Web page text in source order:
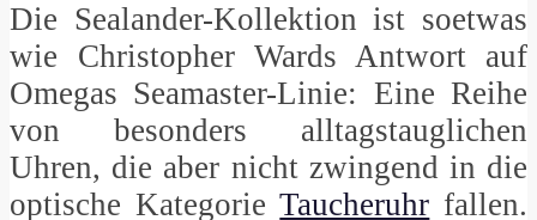
Die Sealander-Kollektion ist soetwas
wie Christopher Wards Antwort auf
Omegas Seamaster-Linie: Eine Reihe
von besonders alltagstauglichen
Uhren, die aber nicht zwingend in die
optische KategorieTaucheruhr fallen.